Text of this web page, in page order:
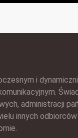
i
administracji
innych